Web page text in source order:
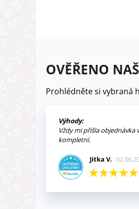
OVĚŘENO
Prohlédněte si vybraná
Výhody:
Vždy mi přišla objednávka
kompletní.
Jitka V.